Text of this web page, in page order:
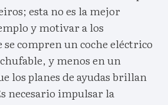
esta no es la mejor
y motivar a los
se compren un coche eléctrico
y menos en un
los planes de ayudas brillan
necesario impulsar la